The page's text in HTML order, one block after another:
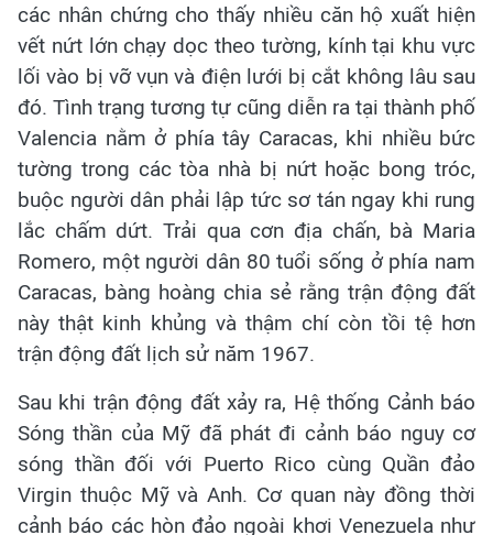
các nhân chứng cho thấy nhiều căn hộ xuất hiện
vết nứt lớn chạy dọc theo tường, kính tại khu vực
lối vào bị vỡ vụn và điện lưới bị cắt không lâu sau
đó. Tình trạng tương tự cũng diễn ra tại thành phố
Valencia nằm ở phía tây Caracas, khi nhiều bức
tường trong các tòa nhà bị nứt hoặc bong tróc,
buộc người dân phải lập tức sơ tán ngay khi rung
lắc chấm dứt. Trải qua cơn địa chấn, bà Maria
Romero, một người dân 80 tuổi sống ở phía nam
Caracas, bàng hoàng chia sẻ rằng trận động đất
này thật kinh khủng và thậm chí còn tồi tệ hơn
trận động đất lịch sử năm 1967.
Sau khi trận động đất xảy ra, Hệ thống Cảnh báo
Sóng thần của Mỹ đã phát đi cảnh báo nguy cơ
sóng thần đối với Puerto Rico cùng Quần đảo
Virgin thuộc Mỹ và Anh. Cơ quan này đồng thời
cảnh báo các hòn đảo ngoài khơi Venezuela như